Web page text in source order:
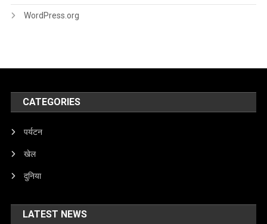
WordPress.org
CATEGORIES
पर्यटन
खेल
दुनिया
LATEST NEWS